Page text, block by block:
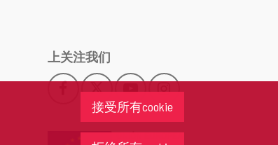
接受所有cookie
上关注我们
此
链
接
会
此
链
接
会
此
链
接
会